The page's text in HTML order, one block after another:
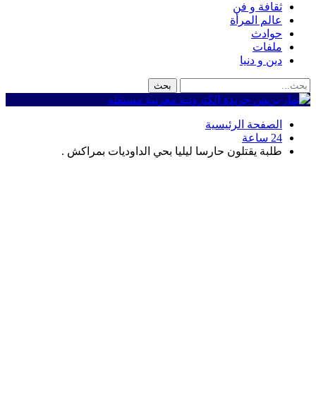
ثقافة و فن
عالم المرأة
حوادث
ملفات
دين و دنيا
الصفحة الرئيسية
24 ساعة
طلبة يقتلون حارسا ليليا بحي الداوديات بمراكش .